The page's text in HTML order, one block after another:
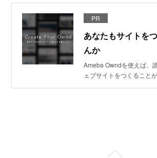
PR
あなたもサイトを
んか
Ameba Owndを使えば、
ェブサイトをつくることが